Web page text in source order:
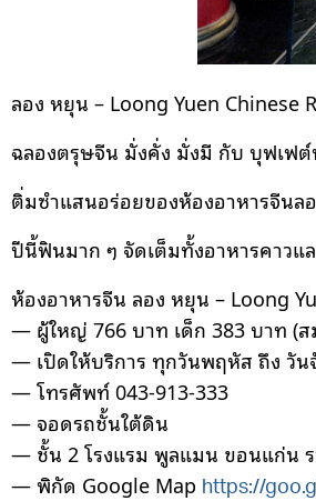
ลอง หยุน – Loong Yuen Chinese
ฉลองตรุษจีน มั่งคั่ง มั่งมี กับ บุฟเฟต์
ติ่มซำแสนอร่อยของห้องอาหารจีนล
ปีนี้ฟินมาก ๆ จัดเต็มทั้งอาหารคาว
ห้องอาหารจีน ลอง หยุน – Loong
— ผู้ใหญ่ 766 บาท เด็ก 383 บาท (
— เปิดให้บริการ ทุกวันพฤหัส ถึง วัน
— โทรศัพท์ 043-913-333
— จอดรถชั้นใต้ดิน
— ชั้น 2 โรงแรม พูลแมน ขอนแก่น
— พิกัด Google Map https://